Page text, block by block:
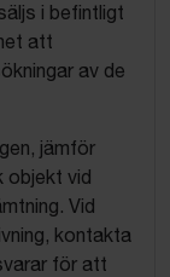
i befintligt
att
av de
jämför
objekt vid
Vid
kontakta
för att